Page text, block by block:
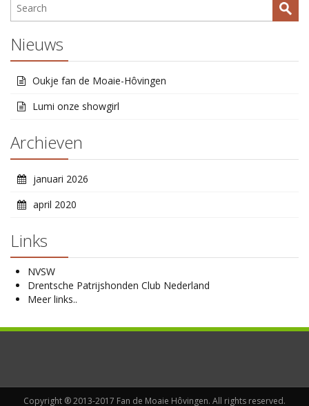
Nieuws
Oukje fan de Moaie-Hôvingen
Lumi onze showgirl
Archieven
januari 2026
april 2020
Links
NVSW
Drentsche Patrijshonden Club Nederland
Meer links..
Copyright ® 2013-2017 Fan de Moaie Hôvingen. All rights reserved.